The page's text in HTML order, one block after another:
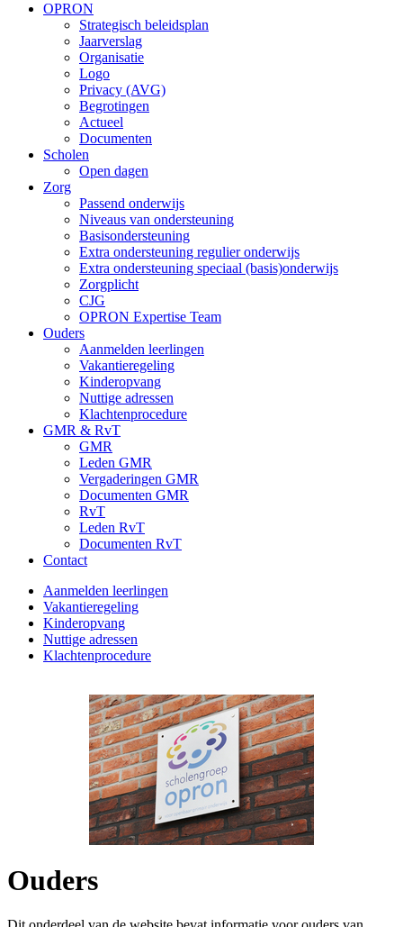
OPRON
Strategisch beleidsplan
Jaarverslag
Organisatie
Logo
Privacy (AVG)
Begrotingen
Actueel
Documenten
Scholen
Open dagen
Zorg
Passend onderwijs
Niveaus van ondersteuning
Basisondersteuning
Extra ondersteuning regulier onderwijs
Extra ondersteuning speciaal (basis)onderwijs
Zorgplicht
CJG
OPRON Expertise Team
Ouders
Aanmelden leerlingen
Vakantieregeling
Kinderopvang
Nuttige adressen
Klachtenprocedure
GMR & RvT
GMR
Leden GMR
Vergaderingen GMR
Documenten GMR
RvT
Leden RvT
Documenten RvT
Contact
Aanmelden leerlingen
Vakantieregeling
Kinderopvang
Nuttige adressen
Klachtenprocedure
Ouders